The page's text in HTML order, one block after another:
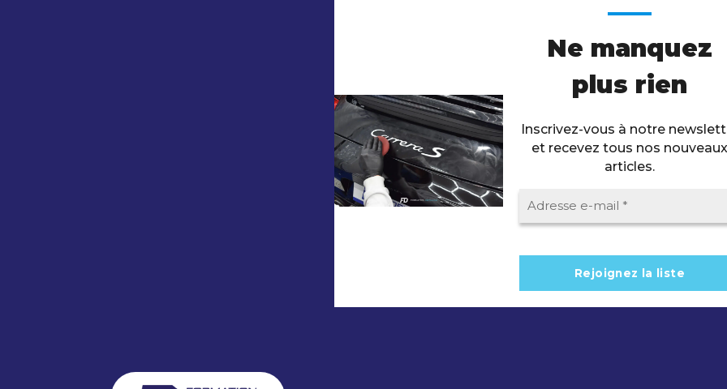
Ne manquez
plus rien
Inscrivez-vous à notre
et recevez tous nos nouveaux
articles.